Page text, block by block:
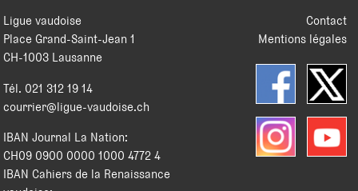
Contact
Mentions légales
Ligue vaudoise
Place Grand-Saint-Jean 1
CH-1003 Lausanne
Tél. 021 312 19 14
courrier@ligue-vaudoise.ch
IBAN Journal La Nation:
CH09 0900 0000 1000 4772 4
IBAN Cahiers de la Renaissance